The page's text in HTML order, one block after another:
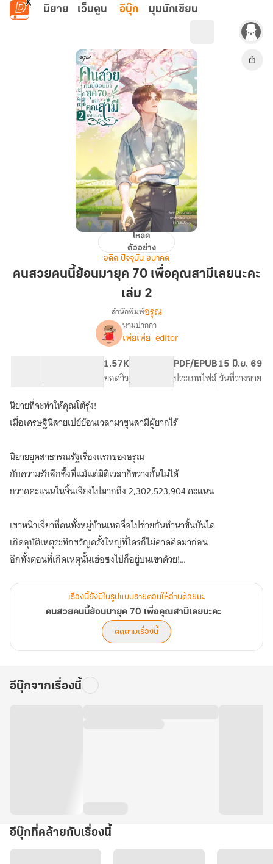
ข้ามไปยังเนื้อหาหลัก
นิยาย เว็บตูน อีบุ๊ก มุมนักเขียน
คน
เลย
นะคะ
เล่ม
โหลด
ตัวอย่าง
อดีต ปัจจุบัน อนาคต
คนสวยคนนี้ย้อนมายุค 70 เพื่อคุณสามีเลยนะคะ
เล่ม 2
เรื่อง
คน
ยุค
70
คุณ
สามี
เลย
นะคะ
สำนักพิมพ์อรุณ
นามปากกา
เพ่ยเพ่ย_editor
จำนวนหน้า (A5)
1.57K
ยอดวิวระดับเนื้อหา
PDF/EPUB
ประเภทไฟล์
15 มิ.ย. 69
วันที่วางขาย
นิยายที่จะทำให้คุณโต้รุ่ง!
เมื่อเศรษฐินีสายเปย์ย้อนเวลามาขุนสามีผู้ยากไร้
นิยายยุคสาธารณรัฐเรื่องแรกของอรุณ
กับความรักลึกซึ้งที่แม้แต่มิติเวลาก็ขวางกั้นไม่ได้
กวาดคะแนนในจิ้นเจียงไปมากถึง 2,302,523,904 คะแนน
เขาหนิวเจี่ยวที่คนทั้งหมู่บ้านเหอจื่อไปช่วยกันทำนาขั้นบันได
เกิดอุบัติเหตุระทึกขวัญครั้งใหญ่ที่ใครก็ไม่คาดคิดมาก่อน
อีกทั้งตอนที่เกิดเหตุนั้นเฮ่อซงไป่ก็อยู่บนเขาด้วย!
หนำซ้ำงานที่เฮ่อซงไป่คิดว่าจะใช้เลี้ยงตัวเองและครอบครัวได้อีกหลายปี
กลับเกิดการเปลี่ยนแปลงจนเหมือนอนาคตเขาดับวูบไปต่อหน้า
แต่เฮ่อซงไป่และจ้าวหลันเซียงก็ไม่คิดยอมแพ้แก่โชคชะตา
ทั้งสองจับมือกันร่วมฝ่าฟันสร้างตัวใหม่
ลงมือ!
เรื่องนี้ยังมีในรูปแบบรายตอนให้อ่านด้วยนะ
คนสวยคนนี้ย้อนมายุค 70 เพื่อคุณสามีเลยนะคะ
ติดตามเรื่องนี้
อีบุ๊กจากเรื่องนี้
อีบุ๊กที่คล้ายกับเรื่องนี้